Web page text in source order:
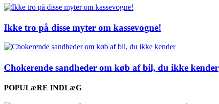
Ikke tro på disse myter om kassevogne!
Chokerende sandheder om køb af bil, du ikke kender
POPULæRE INDLæG